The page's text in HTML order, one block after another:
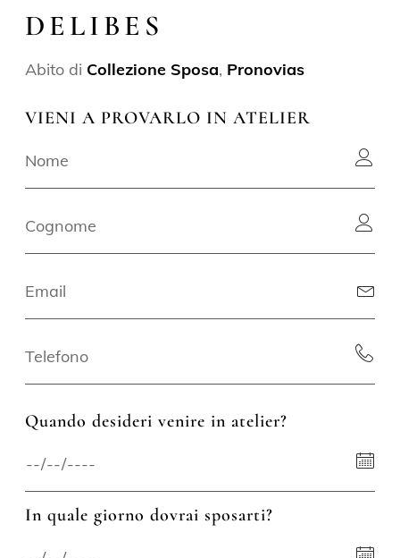
DELIBES
Abito di Collezione Sposa, Pronovias
VIENI A PROVARLO IN ATELIER
Quando desideri venire in atelier?
In quale giorno dovrai sposarti?